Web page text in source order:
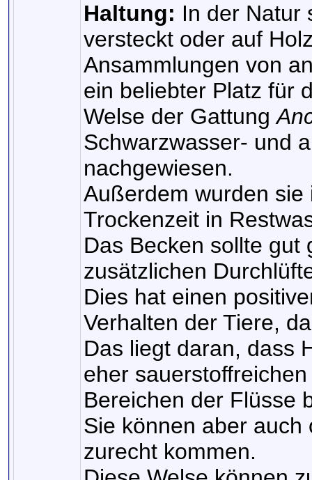
Haltung: In der Natur
versteckt oder auf
Ansammlungen von
ein beliebter Platz für
Welse der Gattung
Schwarzwasser- und
nachgewiesen.
Außerdem wurden
Trockenzeit in
Das Becken sollte gut
zusätzlichen
Dies hat einen
Verhalten der Tiere,
Das liegt daran, dass
eher
Bereichen der Flüsse
Sie können aber
zurecht kommen.